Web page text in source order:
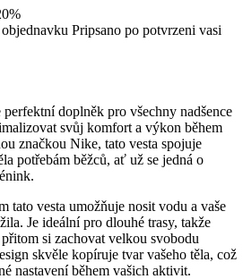
Pripsano po potvrzeni vasi
doplněk pro všechny nadšence
svůj komfort a výkon během
značkou Nike, tato vesta spojuje
potřebám běžců, ať už se jedná o
tato vesta umožňuje nosit vodu a vaše
Je ideální pro dlouhé trasy, takže
si zachovat velkou svobodu
skvěle kopíruje tvar vašeho těla, což
nastavení během vašich aktivit.